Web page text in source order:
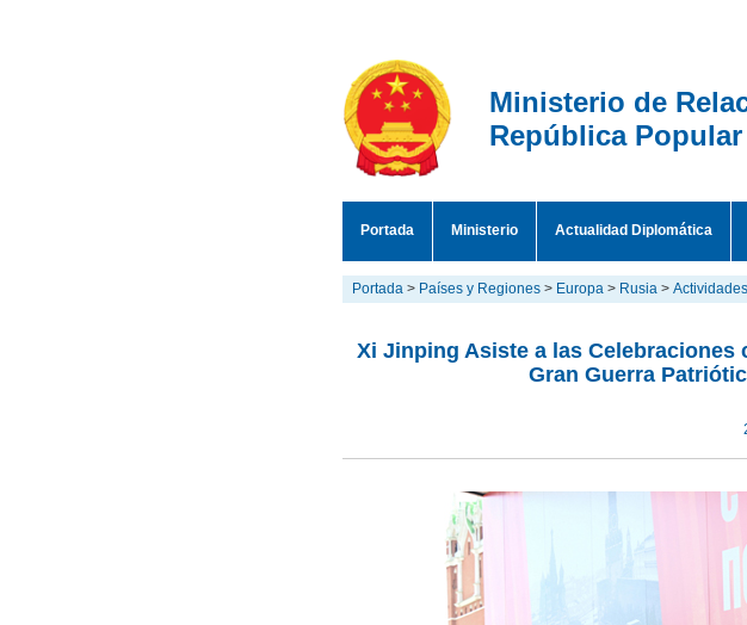
Ministerio de
República
Portada Ministerio Actualidad Diplomática
Portada > Países y Regiones > Europa > Rusia > Actividades
Xi Jinping Asiste a las Celebraciones
Gran Guerra